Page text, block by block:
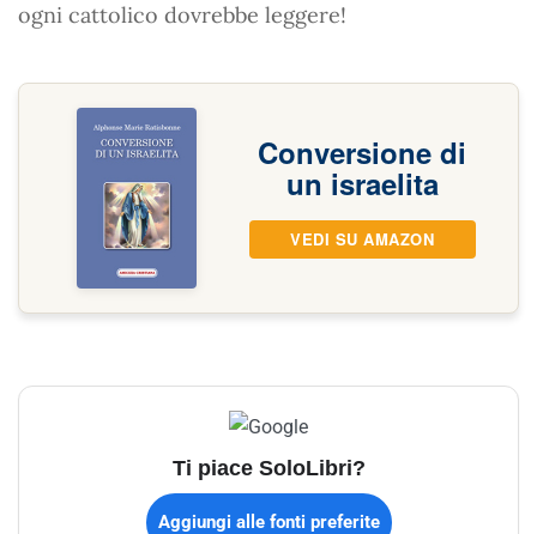
ogni cattolico dovrebbe leggere!
Conversione di
un israelita
VEDI SU AMAZON
Ti piace SoloLibri?
Aggiungi alle fonti preferite